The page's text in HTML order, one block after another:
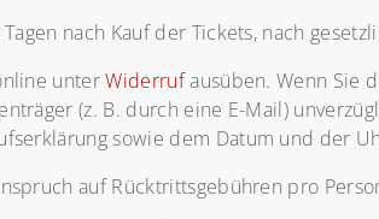
nach Kauf der Tickets, nach
unterWiderrufausüben. Wenn Sie
(z. B. durch eine E-Mail)
sowie dem Datum und der
auf Rücktrittsgebühren pro